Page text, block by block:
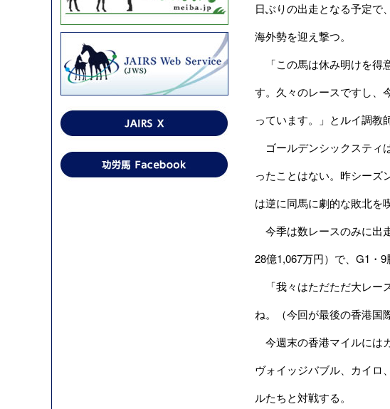
日ぶりの出走となる予定で
海外勢を迎え撃つ。
「この馬は休み明けを得
す。久々のレースですし、
っています。」とルイ調教
ゴールデンシックスティ
ったことはない。昨シーズ
は逆に同馬に劇的な敗北を
今季は数レースのみに出
28億1,067万円）で、G1・9
「我々はただただ大レー
ね。（今回が最後の香港国
今週末の香港マイルには
ヴォイッジバブル、カイロ
ルたちと対戦する。